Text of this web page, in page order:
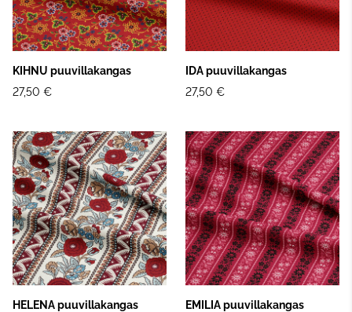
KIHNU puuvillakangas
27,50 €
IDA puuvillakangas
27,50 €
HELENA puuvillakangas
EMILIA puuvillakangas